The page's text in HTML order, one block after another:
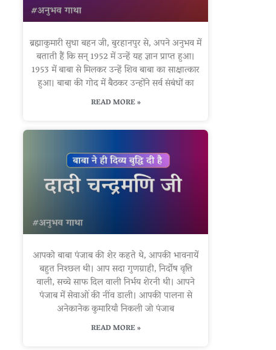
ब्रह्माकुमारी सुधा बहन जी, बुरहानपुर से, अपने अनुभव में
बताती हैं कि सन् 1952 में उन्हें यह ज्ञान प्राप्त हुआ।
1953 में बाबा से मिलकर उन्हें शिव बाबा का साक्षात्कार
हुआ। बाबा की गोद में बैठकर उन्होंने सर्व संबंधों का
READ MORE »
आपको बाबा पंजाब की शेर कहते थे, आपकी भावनायें
बहुत निश्छल थी। आप सदा गुणग्राही, निर्दोष वृत्ति
वाली, सच्चे साफ दिल वाली निर्भय शेरनी थी। आपने
पंजाब में सेवाओं की नींव डाली। आपकी पालना से
अनेकानेक कुमारियाँ निकली जो पंजाब
READ MORE »